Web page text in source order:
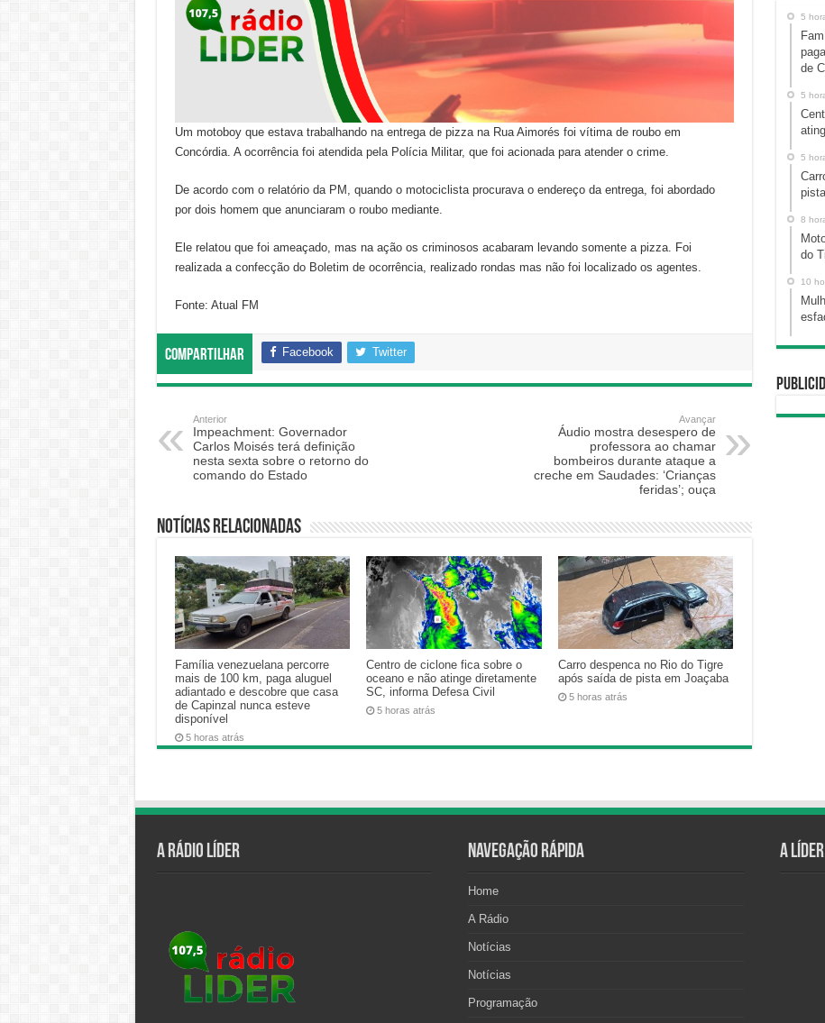
Um motoboy que estava trabalhando na entrega de pizza na Rua Aimorés foi vítima de roubo em
Concórdia. A ocorrência foi atendida pela Polícia Militar, que foi acionada para atender o crime.
De acordo com o relatório da PM, quando o motociclista procurava o endereço da entrega, foi abordado
por dois homem que anunciaram o roubo mediante.
Ele relatou que foi ameaçado, mas na ação os criminosos acabaram levando somente a pizza. Foi
realizada a confecção do Boletim de ocorrência, realizado rondas mas não foi localizado os agentes.
Fonte: Atual FM
Compartilhar Facebook Twitter
Anterior
Impeachment: Governador
Carlos Moisés terá definição
nesta sexta sobre o retorno do
comando do Estado
Avançar
Áudio mostra desespero de
professora ao chamar
bombeiros durante ataque a
creche em Saudades: ‘Crianças
feridas’; ouça
Notícias relacionadas
Família venezuelana percorre
mais de 100 km, paga aluguel
adiantado e descobre que casa
de Capinzal nunca esteve
disponível
5 horas atrás
Centro de ciclone fica sobre o
oceano e não atinge diretamente
SC, informa Defesa Civil
5 horas atrás
Carro despenca no Rio do Tigre
após saída de pista em Joaçaba
5 horas atrás
5
de
5
5
8
do
10
A Rádio Líder Navegação Rápida
Home
A Rádio
Notícias
Notícias
Programação
A